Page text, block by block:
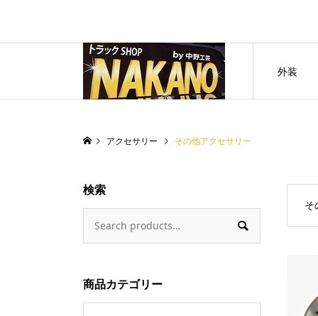
外装
アクセサリー その他アクセサリー
そ
検索

商品カテゴリー